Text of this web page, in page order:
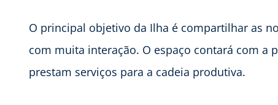
O principal objetivo da Ilha é compartilhar as
com muita interação. O espaço contará com a
prestam serviços para a cadeia produtiva.